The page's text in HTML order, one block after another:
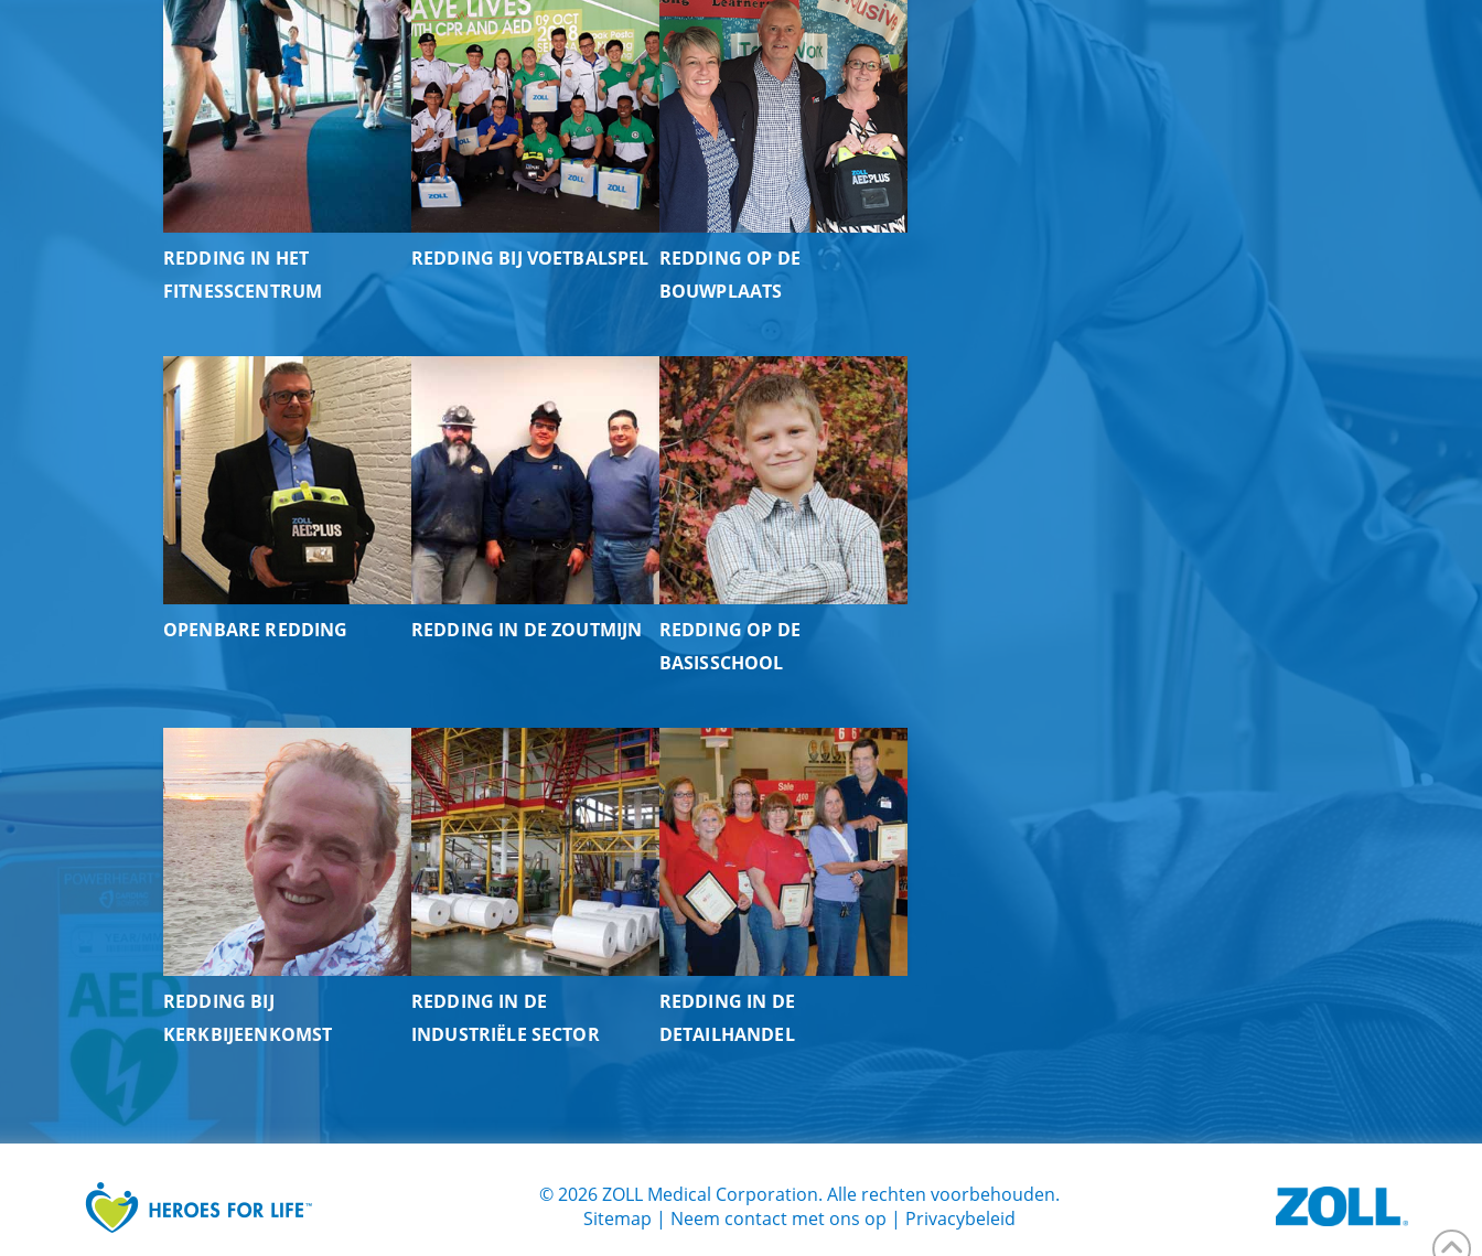
REDDING IN HET
FITNESSCENTRUM
REDDING BIJ VOETBALSPEL REDDING OP DE
BOUWPLAATS
OPENBARE REDDING REDDING IN DE ZOUTMIJN
REDDING OP DE
BASISSCHOOL
REDDING BIJ
KERKBIJEENKOMST
REDDING IN DE
INDUSTRIËLE SECTOR
REDDING IN DE
DETAILHANDEL
©2026ZOLL Medical Corporation. Alle rechten voorbehouden.
Sitemap | Neem contact met ons op | Privacybeleid